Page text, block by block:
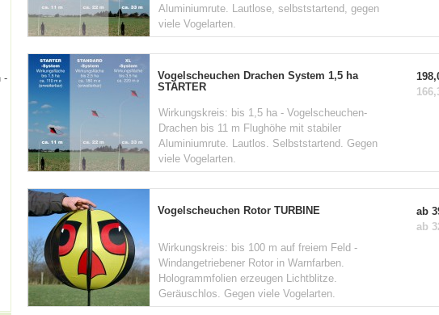
-
Aluminiumrute. Lautlose, selbststartend, gegen
viele Vogelarten.
Vogelscheuchen Drachen System 1,5 ha
STARTER
Wirkungskreis: bis 1,5 ha - Vogelscheuchen-
Drachen bis 11 m Flughöhe mit stabiler
Aluminiumrute. Lautlos. Selbststartend. Gegen
viele Vogelarten.
Vogelscheuchen Rotor TURBINE
Wirkungskreis: bis 100 m auf freiem Feld -
Windangetriebener Rotor in Warnfarben.
Hologrammfolien erzeugen Lichtblitze.
Geräuschlos. Gegen viele Vogelarten.
ab
ab